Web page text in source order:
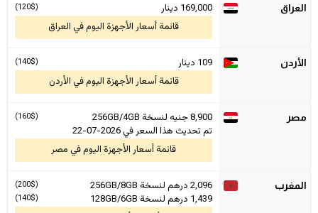
العراق 169,000 دينار (120$)
قائمة أسعار الأجهزة اليوم في العراق
الأردن 109 دينار (140$)
قائمة أسعار الأجهزة اليوم في الأردن
مصر 8,900
(160$)
جنيه لنسخة 256GB/4GB
تم تحديث هذا السعر في 2026-07-22
قائمة أسعار الأجهزة اليوم في مصر
المغرب 2,096
(200$)
درهم لنسخة 256GB/8GB
1,439
(140$)
درهم لنسخة 128GB/6GB